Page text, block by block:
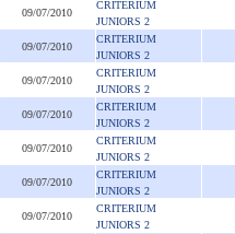
09/07/2010
CRITERIUM
JUNIORS 2
09/07/2010
CRITERIUM
JUNIORS 2
09/07/2010
CRITERIUM
JUNIORS 2
09/07/2010
CRITERIUM
JUNIORS 2
09/07/2010
CRITERIUM
JUNIORS 2
09/07/2010
CRITERIUM
JUNIORS 2
09/07/2010
CRITERIUM
JUNIORS 2